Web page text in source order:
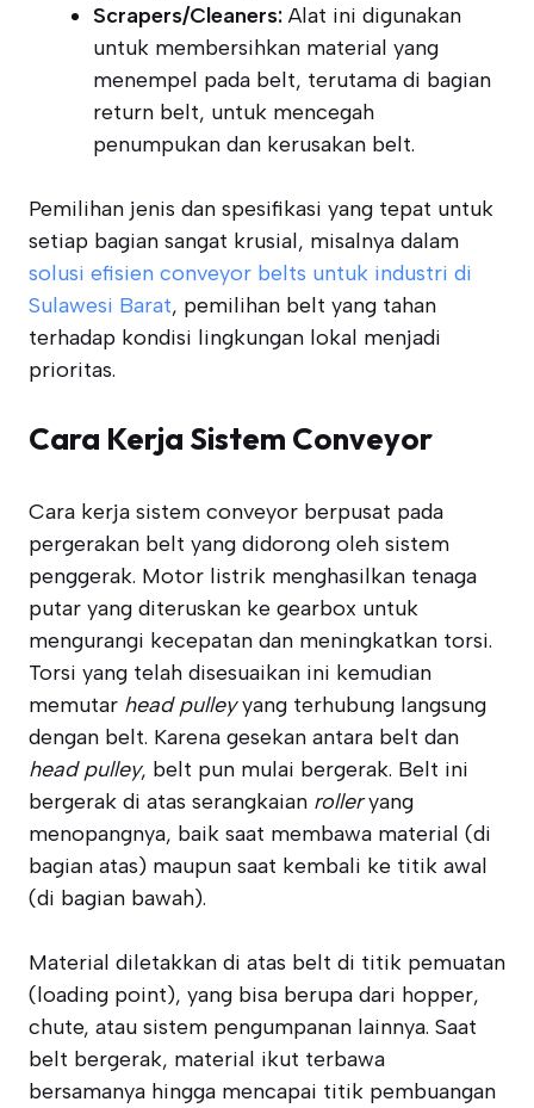
Scrapers/Cleaners: Alat ini digunakan
untuk membersihkan material yang
menempel pada belt, terutama di bagian
return belt, untuk mencegah
penumpukan dan kerusakan belt.
Pemilihan jenis dan spesifikasi yang tepat untuk
setiap bagian sangat krusial, misalnya dalam
solusi efisien conveyor belts untuk industri di
Sulawesi Barat, pemilihan belt yang tahan
terhadap kondisi lingkungan lokal menjadi
prioritas.
Cara Kerja Sistem Conveyor
Cara kerja sistem conveyor berpusat pada
pergerakan belt yang didorong oleh sistem
penggerak. Motor listrik menghasilkan tenaga
putar yang diteruskan ke gearbox untuk
mengurangi kecepatan dan meningkatkan torsi.
Torsi yang telah disesuaikan ini kemudian
memutar head pulleyyang terhubung langsung
dengan belt. Karena gesekan antara belt dan
head pulley, belt pun mulai bergerak. Belt ini
bergerak di atas serangkaian rolleryang
menopangnya, baik saat membawa material (di
bagian atas) maupun saat kembali ke titik awal
(di bagian bawah).
Material diletakkan di atas belt di titik pemuatan
(loading point), yang bisa berupa dari hopper,
chute, atau sistem pengumpanan lainnya. Saat
belt bergerak, material ikut terbawa
bersamanya hingga mencapai titik pembuangan